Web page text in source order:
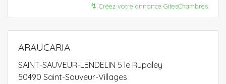
↯ Créez votre annonce GitesChambres
ARAUCARIA
SAINT-SAUVEUR-LENDELIN 5 le Rupaley
50490 Saint-Sauveur-Villages